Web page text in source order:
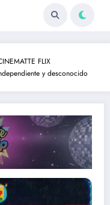
FLIX
y desconocido